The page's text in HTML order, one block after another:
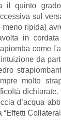
il quinto
sul
meno ripida)
in
come
da
molto
d’acqua
“Effetti